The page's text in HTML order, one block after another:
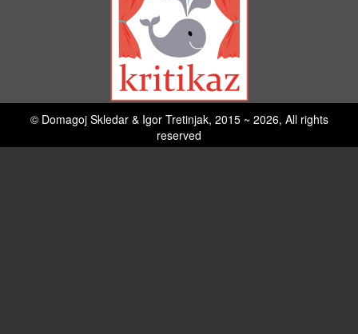
© Domagoj Skledar & Igor Tretinjak, 2015 ~ 2026, All rights
reserved